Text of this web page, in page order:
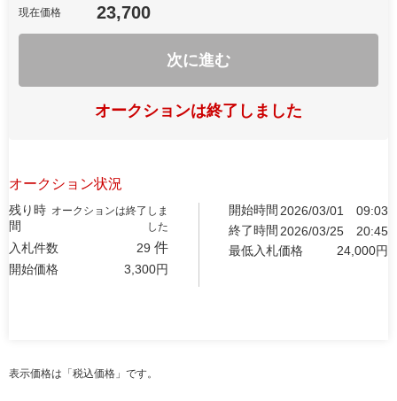
現在価格 23,700
次に進む
オークションは終了しました
オークション状況
残り時
間
オークションは終了しま
した
入札件数 29 件
開始価格 3,300円
開始時間 2026/03/01
09:03
終了時間 2026/03/25
20:45
最低入札価格
24,000円
表示価格は「税込価格」です。